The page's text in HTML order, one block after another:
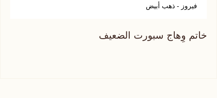
فيروز - ذهب أبيض
خاتم وِهاج سبورت الضعيف